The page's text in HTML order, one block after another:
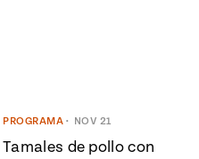
PROGRAMA • NOV 21
Tamales de pollo con